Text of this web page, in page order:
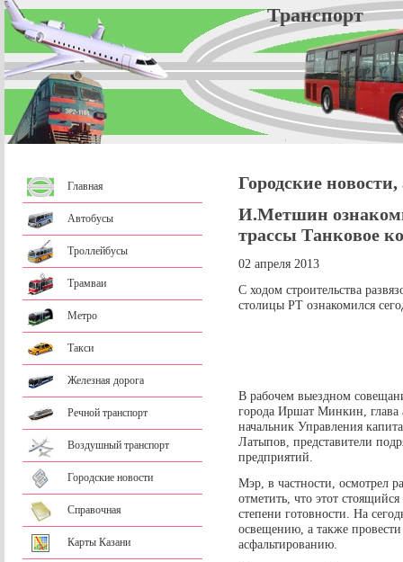
Главная
Автобусы
Троллейбусы
Трамваи
Метро
Такси
Железная дорога
Речной транспорт
Воздушный транспорт
Городские новости
Справочная
Карты Казани
Городские
И.Метшин
трассы Танковое
02 апреля 2013
С ходом строительства
столицы РТ ознакомился
В рабочем выездном
города Иршат Минкин,
начальник Управления
Латыпов, представители
предприятий.
Мэр, в частности, осмотрел
отметить, что этот
степени готовности. На
освещению, а также
асфальтированию.